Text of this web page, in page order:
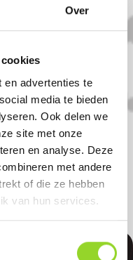
Over
en advertenties te
media te bieden
Ook delen we
site met onze
en analyse. Deze
met andere
of die ze hebben
van hun services.
in
harte welkom!
als u uit
komt.